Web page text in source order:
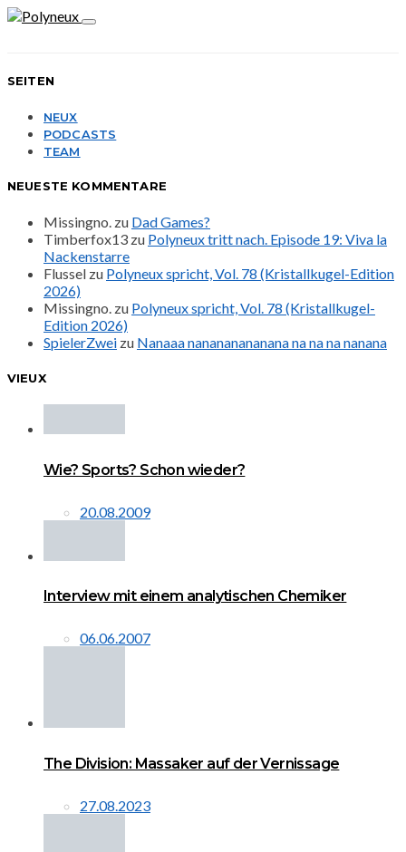
SEITEN
NEUX
PODCASTS
TEAM
NEUESTE KOMMENTARE
Missingno. zu Dad Games?
Timberfox13 zu Polyneux tritt nach. Episode 19: Viva la
Nackenstarre
Flussel zu Polyneux spricht, Vol. 78 (Kristallkugel-Edition
2026)
Missingno. zu Polyneux spricht, Vol. 78 (Kristallkugel-
Edition 2026)
SpielerZwei zu Nanaaa nanananananana na na na nanana
VIEUX
Wie? Sports? Schon wieder?
20.08.2009
Interview mit einem analytischen Chemiker
06.06.2007
The Division: Massaker auf der Vernissage
27.08.2023